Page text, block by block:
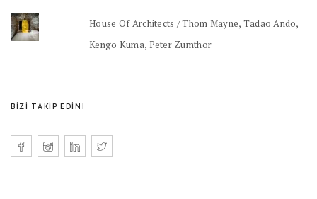
House Of Architects / Thom Mayne, Tadao Ando,
Kengo Kuma, Peter Zumthor
BIZI TAKIP EDIN!